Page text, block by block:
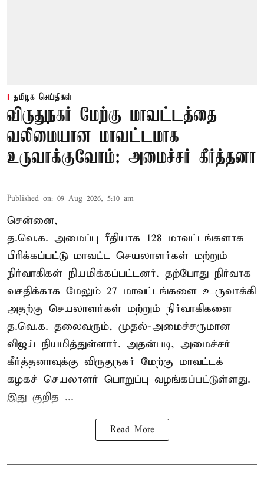
தமிழக செய்திகள்
விருதுநகர் மேற்கு மாவட்டத்தை
வலிமையான மாவட்டமாக
உருவாக்குவோம்: அமைச்சர் கீர்த்தனா
Published on: 09 Aug 2026, 5:10 am
சென்னை,
த.வெ.க. அமைப்பு ரீதியாக 128 மாவட்டங்களாக
பிரிக்கப்பட்டு மாவட்ட செயலாளர்கள் மற்றும்
நிர்வாகிகள் நியமிக்கப்பட்டனர். தற்போது நிர்வாக
வசதிக்காக மேலும் 27 மாவட்டங்களை உருவாக்கி
அதற்கு செயலாளர்கள் மற்றும் நிர்வாகிகளை
த.வெ.க. தலைவரும், முதல்-அமைச்சருமான
விஜய் நியமித்துள்ளார். அதன்படி, அமைச்சர்
கீர்த்தனாவுக்கு விருதுநகர் மேற்கு மாவட்டக்
கழகச் செயலாளர் பொறுப்பு வழங்கப்பட்டுள்ளது.
இது குறித ...
Read More